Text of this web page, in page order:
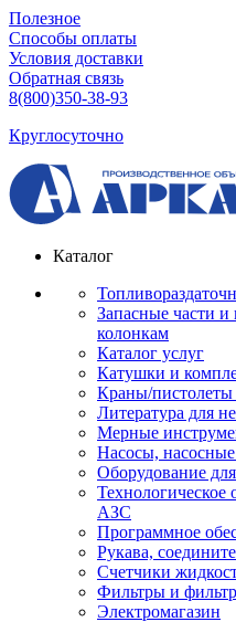
Полезное
Способы оплаты
Условия доставки
Обратная связь
8(800)350-38-93
Круглосуточно
Каталог
Запасные части
колонкам
Каталог услуг
Катушки и
Краны/пистолеты
Литература для
Мерные
Насосы, насосные
Оборудование
Технологическое
АЗС
Программное
Рукава,
Счетчики
Фильтры и
Электромагазин